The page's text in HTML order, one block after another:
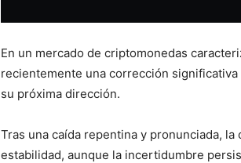
En un mercado de criptomonedas
recientemente una corrección
su próxima dirección.
Tras una caída repentina y pronunciada,
estabilidad, aunque la incertidumbre